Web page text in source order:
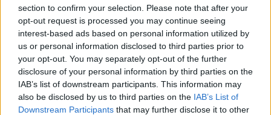
section to confirm your selection. Please note that after your
opt-out request is processed you may continue seeing
interest-based ads based on personal information utilized by
us or personal information disclosed to third parties prior to
your opt-out. You may separately opt-out of the further
disclosure of your personal information by third parties on the
IAB’s list of downstream participants. This information may
also be disclosed by us to third parties on the IAB’s List of
Downstream Participants that may further disclose it to other